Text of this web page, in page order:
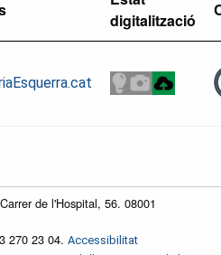
digitalització
de l'Hospital, 56. 08001
270 23 04. Accessibilitat